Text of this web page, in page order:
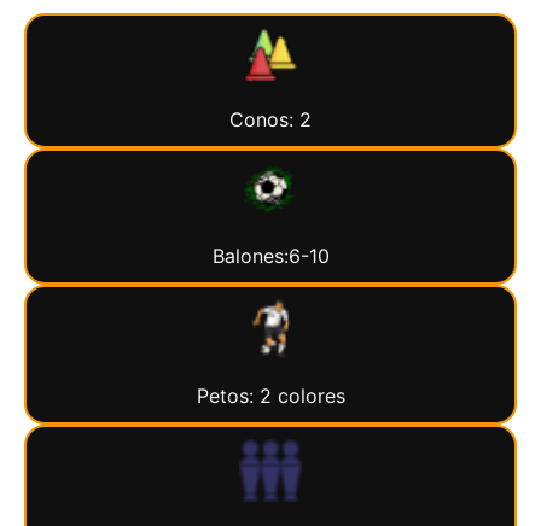
Conos: 2
Balones:6-10
Petos: 2 colores